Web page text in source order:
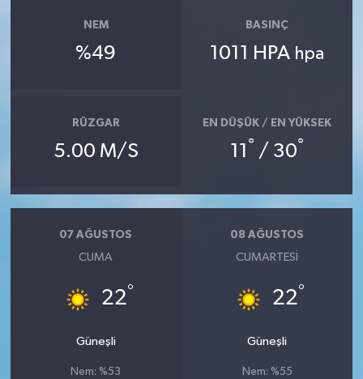
NEM
%49
BASINÇ
1011 HPA hpa
RÜZGAR
5.00 M/S
EN DÜŞÜK / EN YÜKSEK
11 ° / 30°
07 AĞUSTOS
CUMA
22°
Güneşli
Nem: %53
08 AĞUSTOS
CUMARTESI
22°
Güneşli
Nem: %55